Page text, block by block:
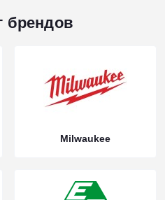
брендов
Milwaukee